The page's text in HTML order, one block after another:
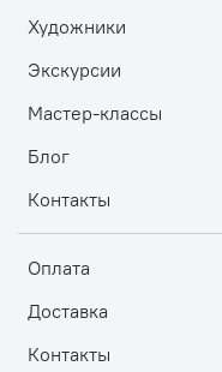
Художники
Экскурсии
Мастер-классы
Блог
Контакты
Оплата
Доставка
Контакты